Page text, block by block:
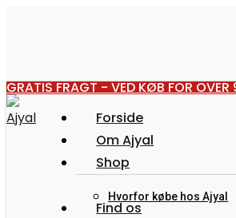
content
GRATIS FRAGT - VED KØB FOR OVER
Forside
Om Ajyal
Shop
Hvorfor købe hos Ajyal
Find os